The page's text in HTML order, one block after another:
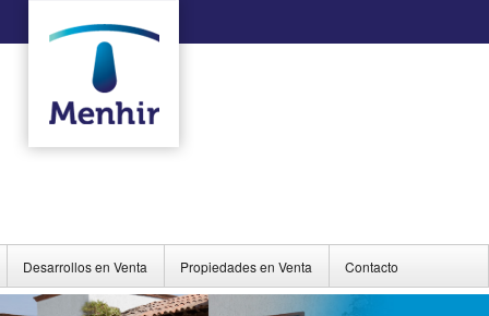
Desarrollos en Venta Propiedades en Venta Contacto